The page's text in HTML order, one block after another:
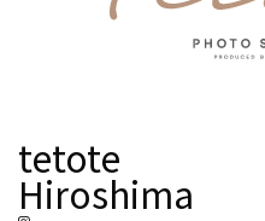
tetote
Hiroshima